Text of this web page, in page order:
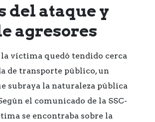
del ataque y
agresores
la víctima quedó tendido cerca
de transporte público, un
subraya la naturaleza pública
el comunicado de la SSC-
se encontraba sobre la